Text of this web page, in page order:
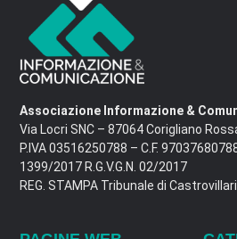
Associazione Informazione &
Via Locri SNC – 87064 Corigliano
P.IVA 03516250788 – C.F.
1399/2017 R.G.V.G.N. 02/2017
REG. STAMPA Tribunale di Castrovillari